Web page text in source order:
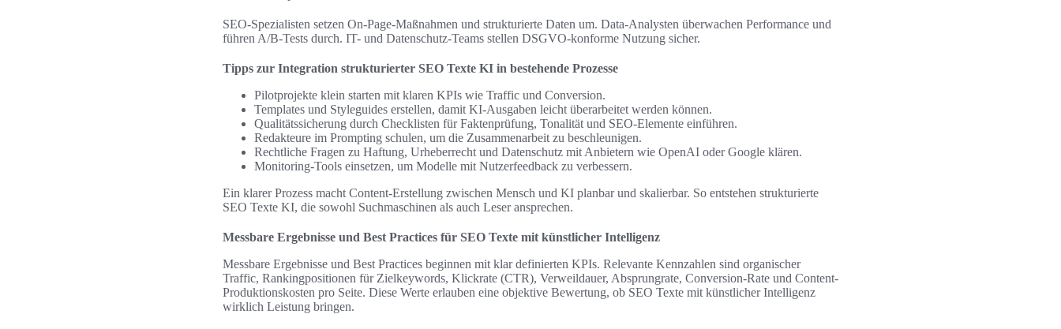
SEO-Spezialisten setzen On-Page-Maßnahmen und strukturierte Daten um. Data-Analysten überwachen Performance und
führen A/B-Tests durch. IT- und Datenschutz-Teams stellen DSGVO-konforme Nutzung sicher.
Tipps zur Integration strukturierter SEO Texte KI in bestehende Prozesse
Pilotprojekte klein starten mit klaren KPIs wie Traffic und Conversion.
Templates und Styleguides erstellen, damit KI-Ausgaben leicht überarbeitet werden können.
Qualitätssicherung durch Checklisten für Faktenprüfung, Tonalität und SEO-Elemente einführen.
Redakteure im Prompting schulen, um die Zusammenarbeit zu beschleunigen.
Rechtliche Fragen zu Haftung, Urheberrecht und Datenschutz mit Anbietern wie OpenAI oder Google klären.
Monitoring-Tools einsetzen, um Modelle mit Nutzerfeedback zu verbessern.
Ein klarer Prozess macht Content-Erstellung zwischen Mensch und KI planbar und skalierbar. So entstehen strukturierte
SEO Texte KI, die sowohl Suchmaschinen als auch Leser ansprechen.
Messbare Ergebnisse und Best Practices für SEO Texte mit künstlicher Intelligenz
Messbare Ergebnisse und Best Practices beginnen mit klar definierten KPIs. Relevante Kennzahlen sind organischer
Traffic, Rankingpositionen für Zielkeywords, Klickrate (CTR), Verweildauer, Absprungrate, Conversion-Rate und Content-
Produktionskosten pro Seite. Diese Werte erlauben eine objektive Bewertung, ob SEO Texte mit künstlicher Intelligenz
wirklich Leistung bringen.